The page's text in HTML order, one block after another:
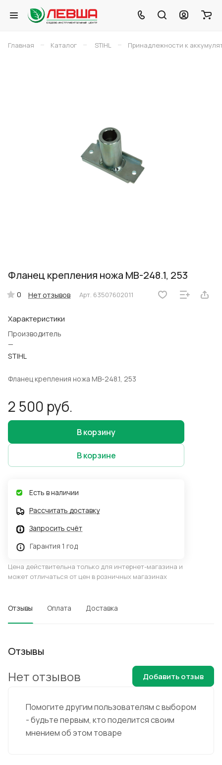
Главная – Каталог – STIHL – Принадлежности к
Фланец крепления ножа MB-248.1, 253
0 Нет отзывов Арт. 63507602011
Характеристики
Производитель
—
STIHL
Фланец крепления ножа MB-248.1, 253
2 500 руб.
В корзину
В корзине
Есть в наличии
Рассчитать доставку
Запросить счёт
Гарантия 1 год
Цена действительна только для интернет-магазина и
может отличаться от цен в розничных магазинах
Отзывы Оплата Доставка
Отзывы
Помогите другим пользователям с выбором
- будьте первым, кто поделится своим
мнением об этом товаре
Нет отзывов Добавить отзыв